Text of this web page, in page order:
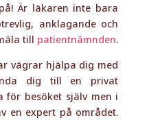
Är läkaren inte bara
anklagande och
till patientnämnden.
vägrar hjälpa dig med
dig till en privat
för besöket själv men i
en expert på området.